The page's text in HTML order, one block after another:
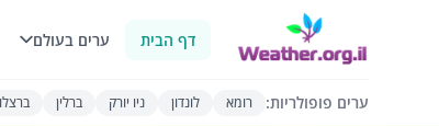
דף הבית ערים בעולם
ערים פופולריות: רומא לונדון ניו יורק ברלין